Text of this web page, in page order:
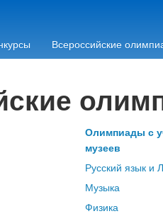
Всероссийские
Олимпиады с
музеев
Русский язык и
Музыка
Физика